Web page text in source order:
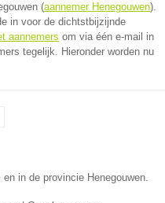
(aannemer Henegouwen).
in voor de dichtstbijzijnde
aannemers om via één e-mail in
tegelijk. Hieronder worden nu
in de provincie Henegouwen.